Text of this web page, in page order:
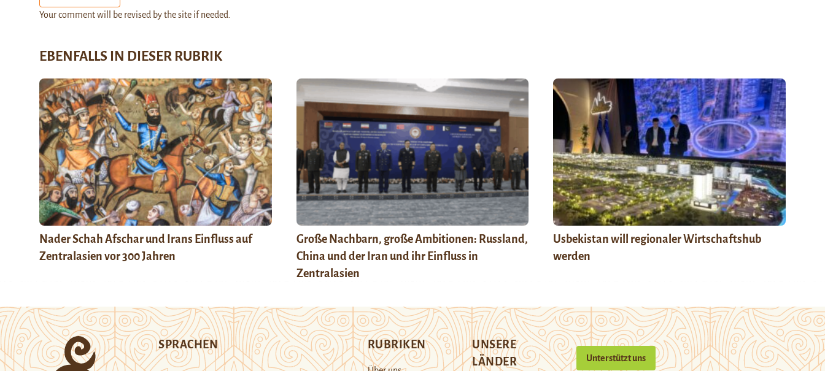
Your comment will be revised by the site if needed.
EBENFALLS IN DIESER RUBRIK
Nader Schah Afschar und Irans Einfluss auf
Zentralasien vor 300 Jahren
Große Nachbarn, große Ambitionen: Russland,
China und der Iran und ihr Einfluss in
Zentralasien
Usbekistan will regionaler Wirtschaftshub
werden
SPRACHEN RUBRIKEN
UNSERE
LÄNDER
Unterstützt uns